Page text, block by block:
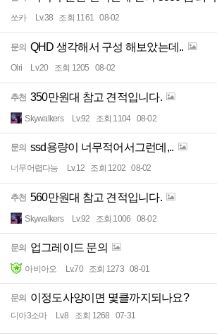
쏘카 Lv.38 조회 1161 08-02
문의 QHD 생각해서 구성 해보았는데..
Olri Lv.20 조회 1205 08-02
추천 350만원대 참고 견적입니다.
Skywalkers Lv.92 조회 1104 08-02
문의 ssd용량이 너무적어서그런데,..
너무어렵다능 Lv.12 조회 1202 08-02
추천 560만원대 참고 견적입니다.
Skywalkers Lv.92 조회 1006 08-02
문의 업그레이드 문의
아비아오 Lv.70 조회 1273 08-01
문의 이정도사양이면 몇클까지되나요?
디아3소마 Lv.8 조회 1268 07-31